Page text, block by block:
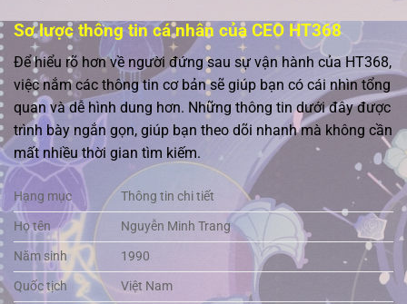
Sơ lược thông tin cá nhân của CEO HT368
Để hiểu rõ hơn về người đứng sau sự vận hành của HT368,
việc nắm các thông tin cơ bản sẽ giúp bạn có cái nhìn tổng
quan và dễ hình dung hơn. Những thông tin dưới đây được
trình bày ngắn gọn, giúp bạn theo dõi nhanh mà không cần
mất nhiều thời gian tìm kiếm.
Hạng mục
Thông tin chi tiết
Họ tên
Nguyễn Minh Trang
Năm sinh
1990
Quốc tịch
Việt Nam